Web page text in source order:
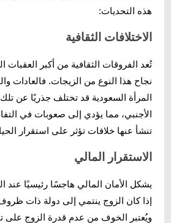
هذه التحديات:
الاختلافات الثقافية
تُعد الفروقات الثقافية من أكبر
نجاح هذا النوع من الزيجات. فالعادات
المرأة السعودية قد تختلف جذريًا عن تلك
الأجنبي، مما يؤدي إلى صعوبات في
تنشأ عنها خلافات تؤثر على استقرار
الاستقرار المالي
يشكل الأمان المالي هاجسًا رئيسيًا عند
إذا كان الزوج ينتمي إلى دولة ذات
ويُعتبر الخوف من عدم قدرة الزوج